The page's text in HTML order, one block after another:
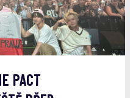
PACT